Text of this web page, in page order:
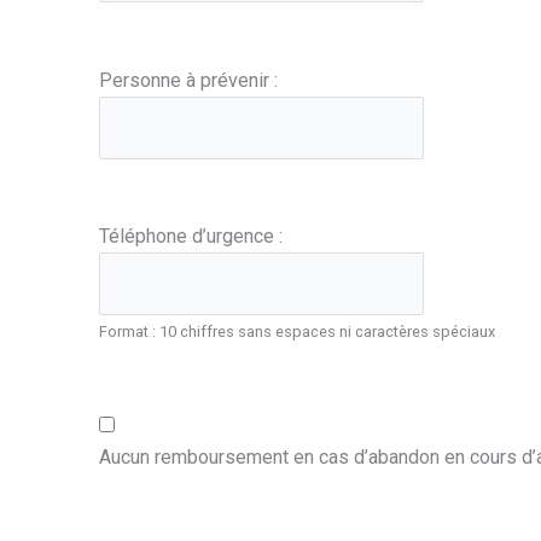
Personne à prévenir :
Téléphone d’urgence :
Format : 10 chiffres sans espaces ni caractères spéciaux
Aucun remboursement en cas d’abandon en cours